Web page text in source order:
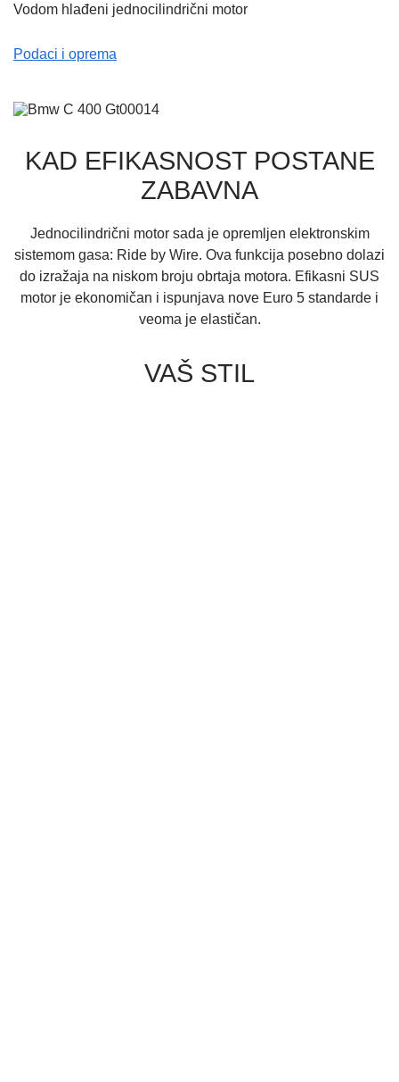
Vodom hlađeni jednocilindrični motor
Podaci i oprema
KAD EFIKASNOST POSTANE
ZABAVNA
Jednocilindrični motor sada je opremljen elektronskim
sistemom gasa: Ride by Wire. Ova funkcija posebno dolazi
do izražaja na niskom broju obrtaja motora. Efikasni SUS
motor je ekonomičan i ispunjava nove Euro 5 standarde i
veoma je elastičan.
VAŠ STIL